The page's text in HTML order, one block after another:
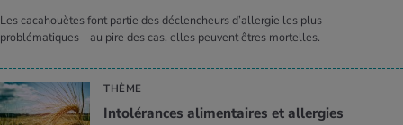
Les cacahouètes font partie des déclencheurs d’allergie les plus
problématiques – au pire des cas, elles peuvent êtres mortelles.
THÈME
Intolérances alimentaires et allergies